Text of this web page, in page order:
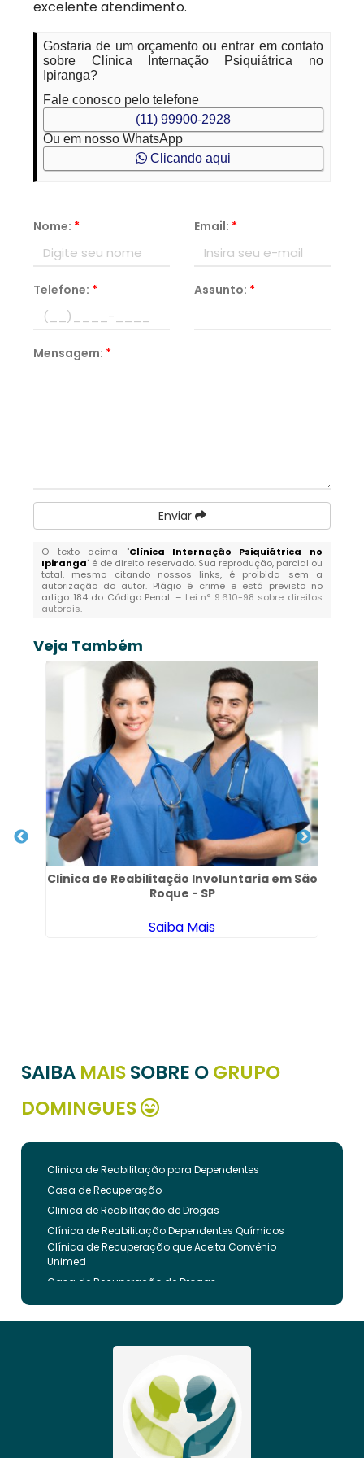
excelente atendimento.
Gostaria de um orçamento ou entrar em contato
sobre Clínica Internação Psiquiátrica no
Ipiranga?
Fale conosco pelo telefone
(11) 99900-2928
Ou em nosso WhatsApp
Clicando aqui
Nome: * Email: *
Telefone: * Assunto: *
Mensagem: *
Enviar
O texto acima "Clínica Internação Psiquiátrica no
Ipiranga" é de direito reservado. Sua reprodução, parcial ou
total, mesmo citando nossos links, é proibida sem a
autorização do autor. Plágio é crime e está previsto no
artigo 184 do Código Penal. – Lei n° 9.610-98 sobre direitos
autorais.
Veja Também
Clinica de Reabilitação Involuntaria em São
Roque - SP
Saiba Mais
SAIBA MAISSOBRE OGRUPO
DOMINGUES
Clinica de Reabilitação para Dependentes
Casa de Recuperação
Clinica de Reabilitação de Drogas
Clínica de Reabilitação Dependentes Químicos
Clínica de Recuperação que Aceita Convênio
Unimed
Casa de Recuperação de Drogas
Clínica de Reabilitação de Dependentes Químicos
Clinica de Recuperação de Drogas Pelo Bradesco
Internação Involuntária que Aceita Convenio
Clinica de Reabilitação Involuntaria
Clinica de Reabilitação de Drogas Feminina
Casa de Recuperação para Drogados
Clinica de Reabilitação Alcoolismo